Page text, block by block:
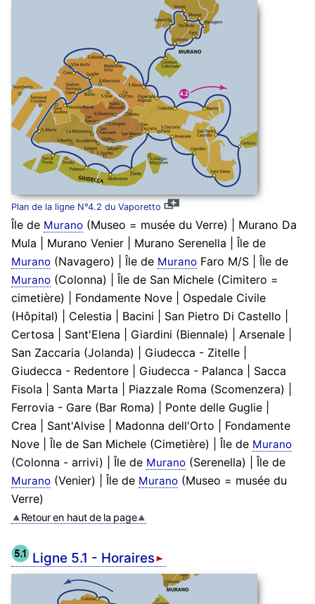
Plan de la ligne N°4.2 du Vaporetto
Île de Murano(Museo = musée du Verre) | Murano Da
Mula | Murano Venier | Murano Serenella | Île de
Murano(Navagero) | Île de MuranoFaro M/S | Île de
Murano(Colonna) | Île de San Michele (Cimitero =
cimetière) | Fondamente Nove | Ospedale Civile
(Hôpital) | Celestia | Bacini | San Pietro Di Castello |
Certosa | Sant'Elena | Giardini (Biennale) | Arsenale |
San Zaccaria (Jolanda) | Giudecca - Zitelle |
Giudecca - Redentore | Giudecca - Palanca | Sacca
Fisola | Santa Marta | Piazzale Roma (Scomenzera) |
Ferrovia - Gare (Bar Roma) | Ponte delle Guglie |
Crea | Sant'Alvise | Madonna dell'Orto | Fondamente
Nove | Île de San Michele (Cimetière) | Île de Murano
(Colonna - arrivi) | Île de Murano(Serenella) | Île de
Murano(Venier) | Île de Murano(Museo = musée du
Verre)
Retour en haut de la page
Ligne 5.1 - Horaires